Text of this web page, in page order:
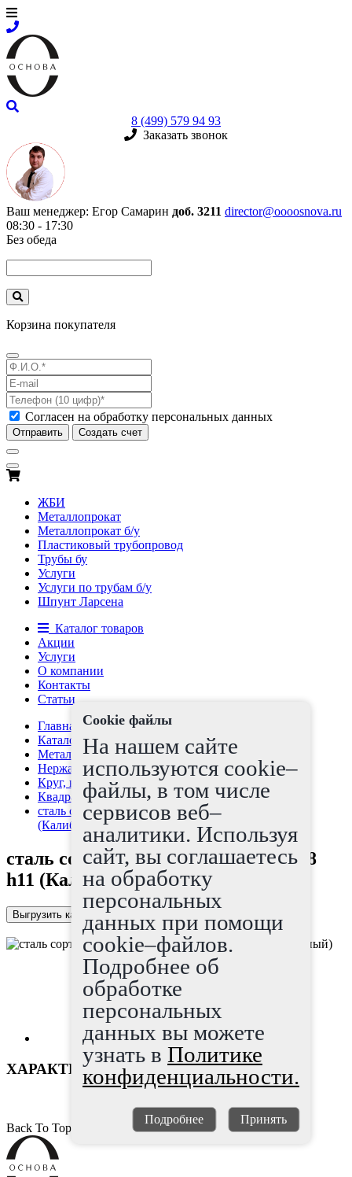
8 (499) 579 94 93
Заказать звонок
Ваш менеджер: Егор Самарин доб. 3211 director@oooosnova.ru
08:30 - 17:30
Без обеда
Корзина покупателя
Согласен на обработку персональных данных
Отправить Создать счет
ЖБИ
Металлопрокат
Металлопрокат б/у
Пластиковый трубопровод
Трубы бу
Услуги
Услуги по трубам б/у
Шпунт Ларсена
Каталог товаров
Акции
Услуги
О компании
Контакты
Статьи
Главная страница
Каталог
Металлопрокат
Нержавеющая сталь
Круг, квадрат, шестигранник
Квадрат нержавеющий никельсодержащий
сталь сорт нерж никел квадрат х/т 8 h11
(Калиброванный)
сталь сорт нерж никел квадрат х/т 8
h11 (Калиброванный)
Выгрузить каталог в Excel
ХАРАКТЕРИСТИКИ
Back To Top
Cookie файлы
На нашем сайте
используются cookie–
файлы, в том числе
сервисов веб–
аналитики. Используя
сайт, вы соглашаетесь
на обработку
персональных
данных при помощи
cookie–файлов.
Подробнее об
обработке
персональных
данных вы можете
узнать в Политике
конфиденциальности.
Подробнее Принять